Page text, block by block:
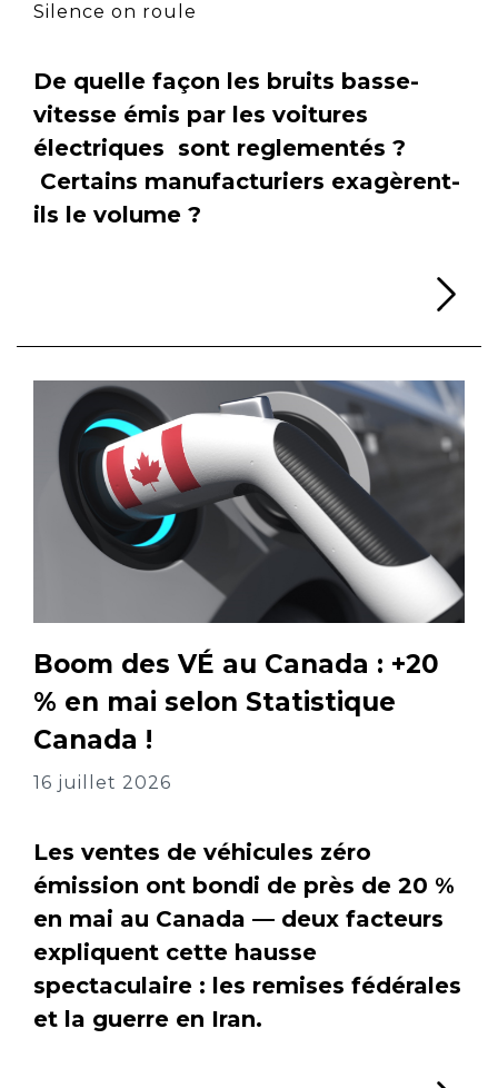
Silence on roule
De quelle façon les bruits basse-
vitesse émis par les voitures
électriques sont reglementés ?
Certains manufacturiers exagèrent-
ils le volume ?
Boom des VÉ au Canada : +20
% en mai selon Statistique
Canada !
16 juillet 2026
Les ventes de véhicules zéro
émission ont bondi de près de 20 %
en mai au Canada — deux facteurs
expliquent cette hausse
spectaculaire : les remises fédérales
et la guerre en Iran.